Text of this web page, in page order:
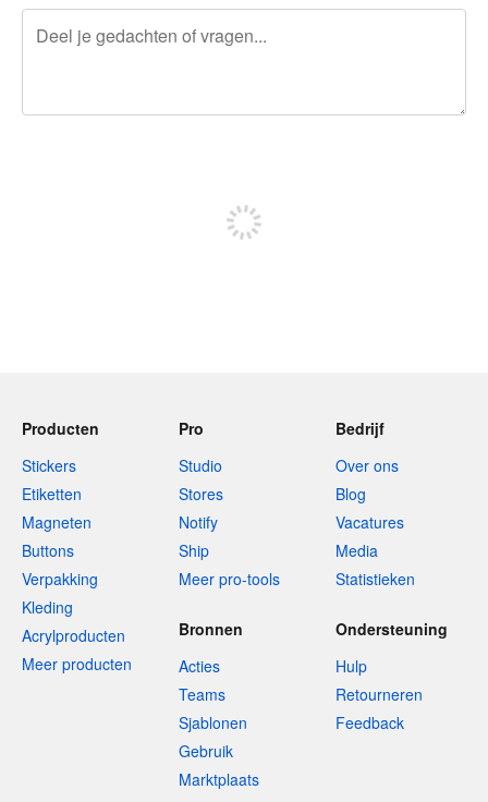
Producten
Stickers
Etiketten
Magneten
Buttons
Verpakking
Kleding
Acrylproducten
Meer producten
Pro
Studio
Stores
Notify
Ship
Meer pro-tools
Bedrijf
Over ons
Blog
Vacatures
Media
Statistieken
Bronnen
Acties
Teams
Sjablonen
Gebruik
Marktplaats
Ondersteuning
Hulp
Retourneren
Feedback